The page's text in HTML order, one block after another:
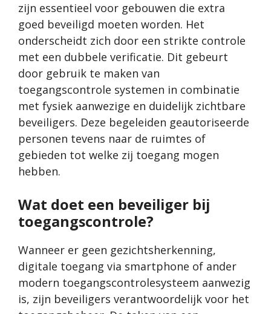
zijn essentieel voor gebouwen die extra
goed beveiligd moeten worden. Het
onderscheidt zich door een strikte controle
met een dubbele verificatie. Dit gebeurt
door gebruik te maken van
toegangscontrole systemen in combinatie
met fysiek aanwezige en duidelijk zichtbare
beveiligers. Deze begeleiden geautoriseerde
personen tevens naar de ruimtes of
gebieden tot welke zij toegang mogen
hebben.
Wat doet een beveiliger bij
toegangscontrole?
Wanneer er geen gezichtsherkenning,
digitale toegang via smartphone of ander
modern toegangscontrolesysteem aanwezig
is, zijn beveiligers verantwoordelijk voor het